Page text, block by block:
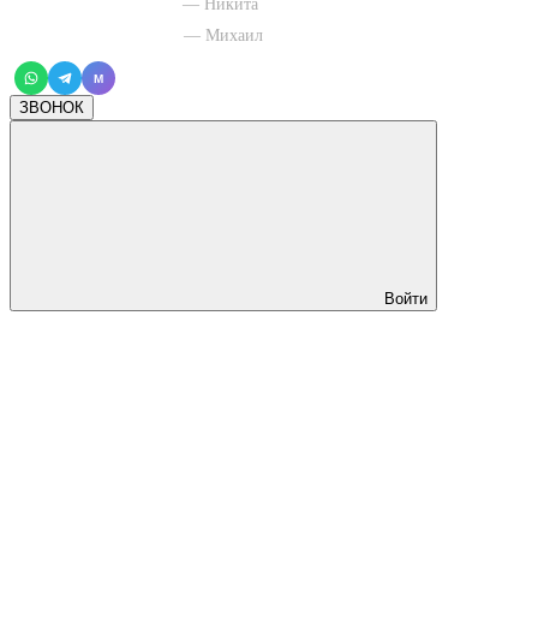
— Никита
— Михаил
M
ЗВОНОК
Войти